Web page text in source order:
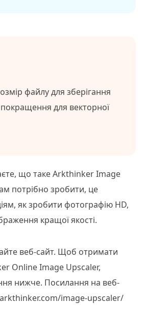
файлу для зберігання
для векторної
що таке Arkthinker Image
потрібно зробити, це
як зробити фотографію HD,
кращої якості.
веб-сайт. Щоб отримати
Online Image Upscaler,
нижче. Посилання на веб-
image-upscaler/